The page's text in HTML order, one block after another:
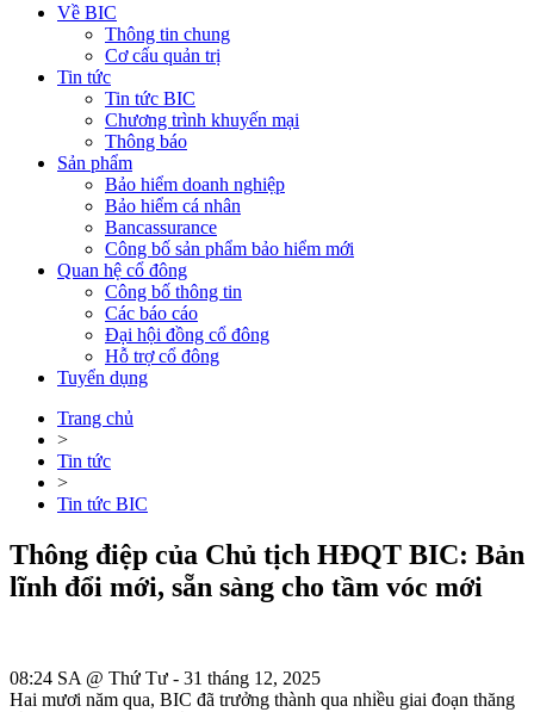
Về BIC
Thông tin chung
Cơ cấu quản trị
Tin tức
Tin tức BIC
Chương trình khuyến mại
Thông báo
Sản phẩm
Bảo hiểm doanh nghiệp
Bảo hiểm cá nhân
Bancassurance
Công bố sản phẩm bảo hiểm mới
Quan hệ cổ đông
Công bố thông tin
Các báo cáo
Đại hội đồng cổ đông
Hỗ trợ cổ đông
Tuyển dụng
Trang chủ
>
Tin tức
>
Tin tức BIC
Thông điệp của Chủ tịch HĐQT BIC: Bản
lĩnh đổi mới, sẵn sàng cho tầm vóc mới
08:24 SA @ Thứ Tư - 31 tháng 12, 2025
Hai mươi năm qua, BIC đã trưởng thành qua nhiều giai đoạn thăng